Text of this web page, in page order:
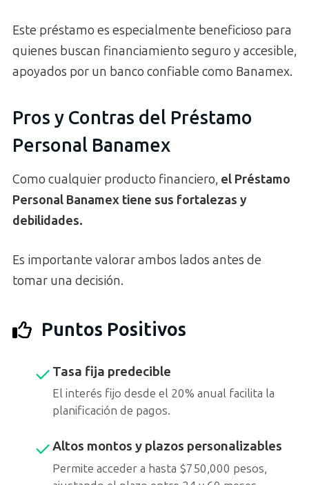
Este préstamo es especialmente beneficioso para
quienes buscan financiamiento seguro y accesible,
apoyados por un banco confiable como Banamex.
Pros y Contras del Préstamo
Personal Banamex
Como cualquier producto financiero, el Préstamo
Personal Banamex tiene sus fortalezas y
debilidades.
Es importante valorar ambos lados antes de
tomar una decisión.
Puntos Positivos
Tasa fija predecible
El interés fijo desde el 20% anual facilita la
planificación de pagos.
Altos montos y plazos personalizables
Permite acceder a hasta $750,000 pesos,